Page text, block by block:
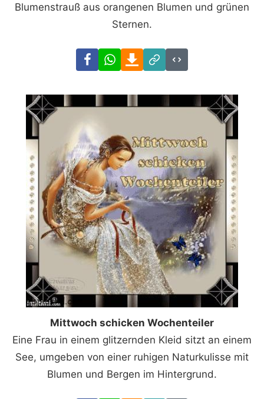
Blumenstrauß aus orangenen Blumen und grünen
Sternen.
FacebookWhatsAppDownload
Link
Code
Mittwoch schicken Wochenteiler
Eine Frau in einem glitzernden Kleid sitzt an einem
See, umgeben von einer ruhigen Naturkulisse mit
Blumen und Bergen im Hintergrund.